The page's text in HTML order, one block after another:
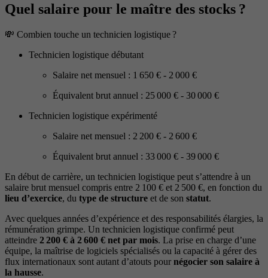
Quel salaire pour le maître des stocks ?
💸 Combien touche un technicien logistique ?
Technicien logistique débutant
Salaire net mensuel : 1 650 € - 2 000 €
Équivalent brut annuel : 25 000 € - 30 000 €
Technicien logistique expérimenté
Salaire net mensuel : 2 200 € - 2 600 €
Équivalent brut annuel : 33 000 € - 39 000 €
En début de carrière, un technicien logistique peut s’attendre à un
salaire brut mensuel compris entre 2 100 € et 2 500 €, en fonction du
lieu d’exercice, du type de structure et de son statut.
Avec quelques années d’expérience et des responsabilités élargies, la
rémunération grimpe. Un technicien logistique confirmé peut
atteindre 2 200 € à 2 600 € net par mois. La prise en charge d’une
équipe, la maîtrise de logiciels spécialisés ou la capacité à gérer des
flux internationaux sont autant d’atouts pour négocier son salaire à
la hausse.